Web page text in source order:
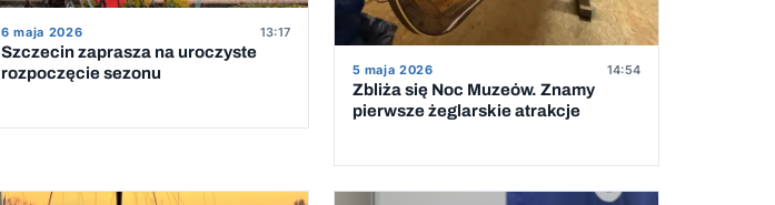
6 maja 2026 13:17
Szczecin zaprasza na uroczyste
rozpoczęcie sezonu
5 maja 2026 14:54
Zbliża się Noc Muzeów. Znamy
pierwsze żeglarskie atrakcje